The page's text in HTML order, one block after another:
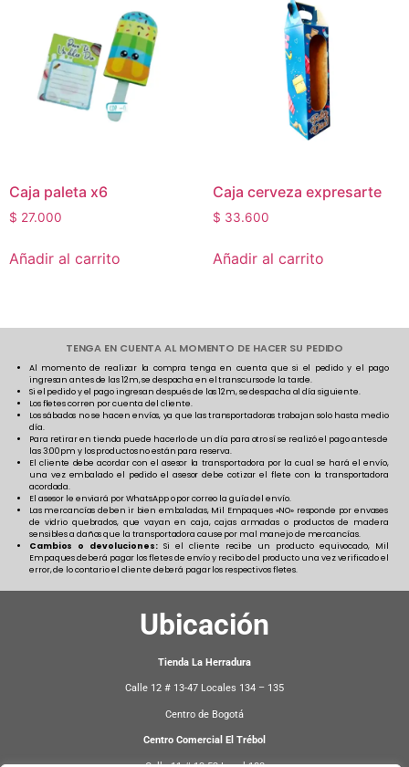
Caja paleta x6
$ 27.000
Añadir al carrito
Caja cerveza expresarte
$ 33.600
Añadir al carrito
TENGA EN CUENTA AL MOMENTO DE HACER SU PEDIDO
Al momento de realizar la compra tenga en cuenta que si el pedido y el pago
ingresan antes de las 12m, se despacha en el transcurso de la tarde.
Si el pedido y el pago ingresan después de las 12m, se despacha al día siguiente.
Los fletes corren por cuenta del cliente.
Los sábados no se hacen envíos, ya que las transportadoras trabajan solo hasta medio
día.
Para retirar en tienda puede hacerlo de un día para otro sí se realizó el pago antes de
las 3:00pm y los productos no están para reserva.
El cliente debe acordar con el asesor la transportadora por la cual se hará el envío,
una vez embalado el pedido el asesor debe cotizar el flete con la transportadora
acordada.
El asesor le enviará por WhatsApp o por correo la guía del envío.
Las mercancías deben ir bien embaladas, Mil Empaques «NO» responde por envases
de vidrio quebrados, que vayan en caja, cajas armadas o productos de madera
sensibles a daños que la transportadora cause por mal manejo de mercancías.
Cambios o devoluciones:Si el cliente recibe un producto equivocado, Mil
Empaques deberá pagar los fletes de envío y recibo del producto una vez verificado el
error, de lo contario el cliente deberá pagar los respectivos fletes.
Ubicación
Tienda La Herradura
Calle 12 # 13-47 Locales 134 – 135
Centro de Bogotá
Centro Comercial El Trébol